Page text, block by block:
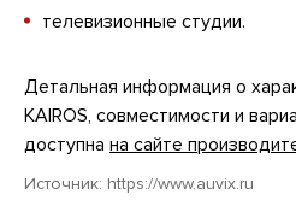
телевизионные студии.
Детальная информация о
KAIROS, совместимости и
доступна на сайте
Источник: https://www.auvix.ru